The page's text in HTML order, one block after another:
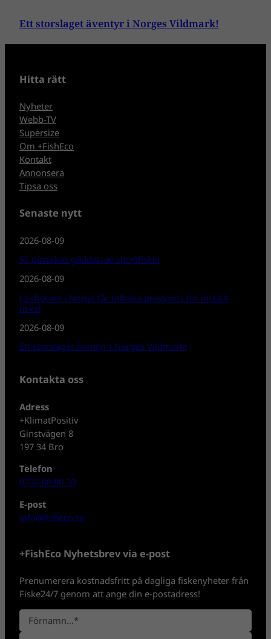
Ett storslaget äventyr i Norges Vildmark!
Hitta rätt
Nyheter
Webb-TV
Supersize
Om +FishEco
Kontakt
Annonsera
Tipsa oss
Senaste nytt
2026-08-09
Så påverkas gäddan av sportfiske!
2026-08-09
Laxfiskare i Norge får tillbaka pengarna för inställt
fiske!
2026-08-09
Ett storslaget äventyr i Norges Vildmark!
Kontakta oss
Adress
+KlimatPositiv
Ginstvägen 8
197 34 Bro
Telefon
0702-08 80 30
E-post
info@fisheco.se
+FishEco Nyhetsbrev via e-post
Prenumerera kostnadsfritt på dagliga fiskenyheter från
Fiske24/7 genom att ange din e-postadress!
N
a